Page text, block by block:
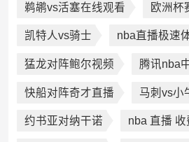
鹈鹕vs活塞在线观看 欧洲杯
凯特人vs骑士 nba直播极速
猛龙对阵鲍尔视频 腾讯nba
快船对阵奇才直播 马刺vs小
约书亚对纳干诺 nba 直播 收